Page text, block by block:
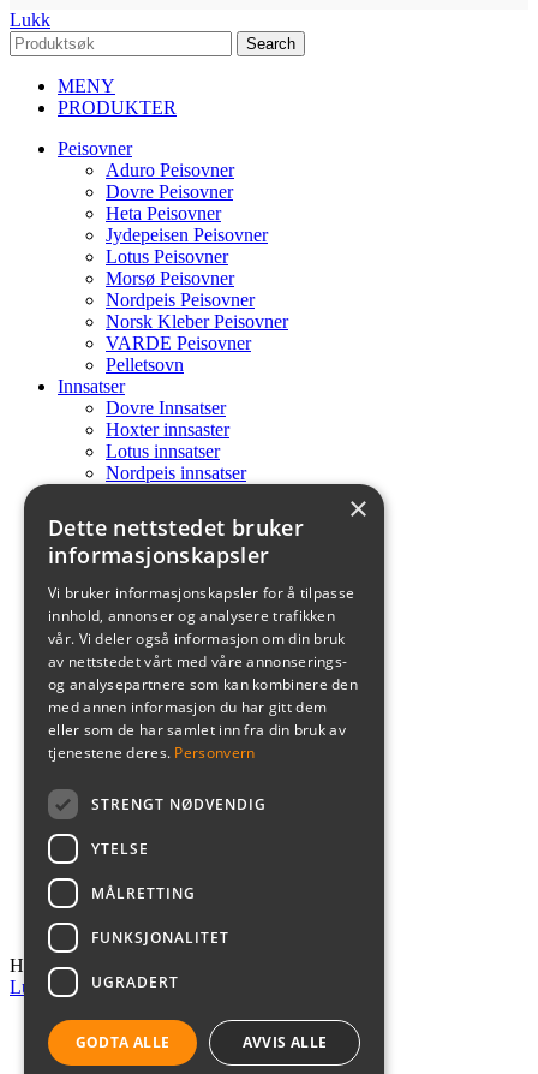
Lukk
Search
MENY
PRODUKTER
Peisovner
Aduro Peisovner
Dovre Peisovner
Heta Peisovner
Jydepeisen Peisovner
Lotus Peisovner
Morsø Peisovner
Nordpeis Peisovner
Norsk Kleber Peisovner
VARDE Peisovner
Pelletsovn
Innsatser
Dovre Innsatser
Hoxter innsaster
Lotus innsatser
Nordpeis innsatser
Elementpeiser
Lotus Elementpeiser
Nordpeis Elementpeiser
Biopeis
Uteprodukter
Gasspeis
Peis med vannkappe
Tilbehør
Brannmursplater
Gulvplater
Røykrør
Tilbehør peisinnsatser
Ventiler
Tips og veiledning
Om oss
Kontakt oss
Handlekurv
Lukk
Butikk
Handlekurv
×
Dette nettstedet bruker
informasjonskapsler
Vi bruker informasjonskapsler for å tilpasse
innhold, annonser og analysere trafikken
vår. Vi deler også informasjon om din bruk
av nettstedet vårt med våre annonserings-
og analysepartnere som kan kombinere den
med annen informasjon du har gitt dem
eller som de har samlet inn fra din bruk av
tjenestene deres. Personvern
STRENGT NØDVENDIG
YTELSE
MÅLRETTING
FUNKSJONALITET
UGRADERT
GODTA ALLE AVVIS ALLE